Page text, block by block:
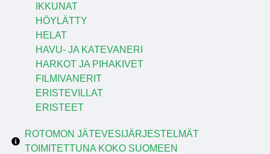
IKKUNAT
HÖYLÄTTY
HELAT
HAVU- JA KATEVANERI
HARKOT JA PIHAKIVET
FILMIVANERIT
ERISTEVILLAT
ERISTEET
ROTOMON JÄTEVESIJÄRJESTELMÄT
TOIMITETTUNA KOKO SUOMEEN